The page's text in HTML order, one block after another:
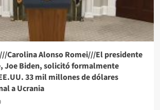
Carolina Alonso Romei///El presidente
Joe Biden, solicitó formalmente
33 mil millones de dólares
a Ucrania